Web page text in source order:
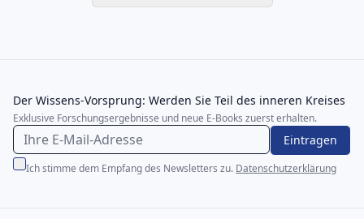
Der Wissens-Vorsprung: Werden Sie Teil des inneren Kreises
Exklusive Forschungsergebnisse und neue E-Books zuerst erhalten.
Eintragen
Ich stimme dem Empfang des Newsletters zu. Datenschutzerklärung